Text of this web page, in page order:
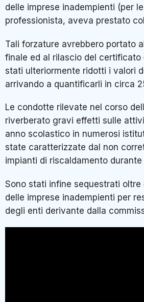
delle imprese inadempienti (per
professionista, aveva prestato
Tali forzature avrebbero portato
finale ed al rilascio del
stati ulteriormente ridotti i valori
arrivando a quantificarli in circa
Le condotte rilevate nel corso
riverberato gravi effetti sulle
anno scolastico in numerosi
state caratterizzate dal non
impianti di riscaldamento
Sono stati infine sequestrati
delle imprese inadempienti per
degli enti derivante dalla